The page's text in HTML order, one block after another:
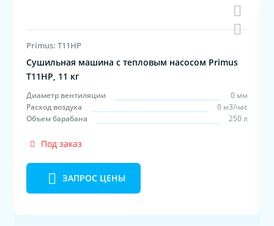
Primus: T11HP
Сушильная машина с тепловым насосом Primus
T11HP, 11 кг
Диаметр вентиляции
0 мм
Расход воздуха
0 м3/час
Объем барабана
250 л
Под заказ
ЗАПРОС ЦЕНЫ